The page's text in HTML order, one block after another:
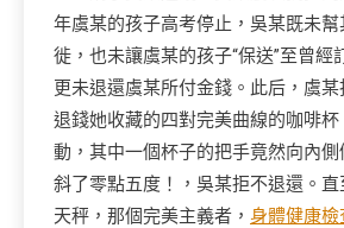
年虞某的孩子高考停止，吳某既未
徙，也未讓虞某的孩子“保送”至曾經
更未退還虞某所付金錢。此后，虞某
退錢她收藏的四對完美曲線的咖啡
動，其中一個杯子的把手竟然向內側
斜了零點五度！，吳某拒不退還。
天秤，那個完美主義者， 身體健康檢